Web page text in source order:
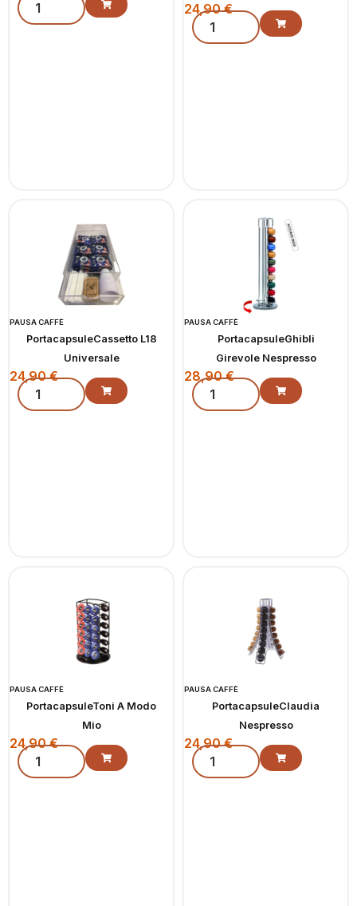
24,90€
PAUSA CAFFÈ
PortacapsuleCassetto L18
Universale
24,90€
PAUSA CAFFÈ
PortacapsuleGhibli
Girevole Nespresso
28,90€
PAUSA CAFFÈ
PortacapsuleToni A Modo
Mio
24,90€
PAUSA CAFFÈ
PortacapsuleClaudia
Nespresso
24,90€